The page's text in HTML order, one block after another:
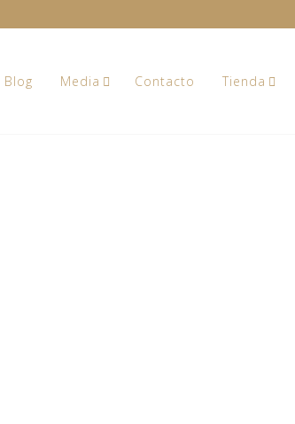
Blog Media Contacto Tienda